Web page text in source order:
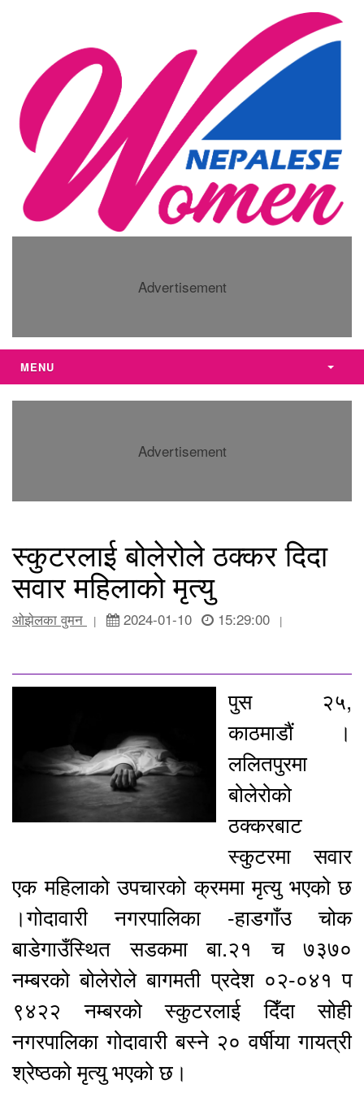
Advertisement
MENU
Advertisement
स्कुटरलाई बोलेरोले ठक्कर दिदा
सवार महिलाको मृत्यु
ओझेलका वुमन | 2024-01-10 15:29:00 |
पुस २५,
काठमाडौं ।
ललितपुरमा
बोलेरोको
ठक्करबाट
स्कुटरमा सवार
एक महिलाको उपचारको क्रममा मृत्यु भएको छ
।गोदावारीनगरपालिका -हाडगाँउ चोक
बाडेगाउँस्थित सडकमा बा.२१ च ७३७०
नम्बरको बोलेरोले बागमती प्रदेश ०२-०४१ प
९४२२ नम्बरको स्कुटरलाई दिँदा सोही
नगरपालिकागोदावारीबस्ने २० वर्षीया गायत्री
श्रेष्ठको मृत्यु भएको छ।